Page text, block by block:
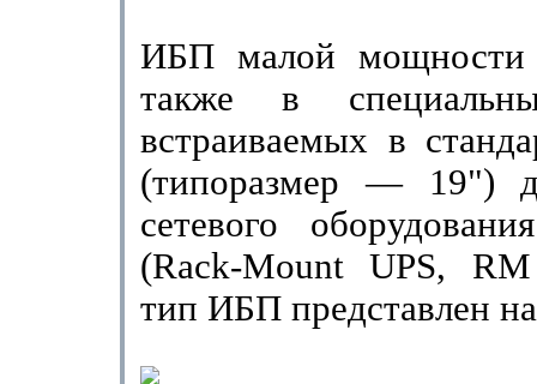
ИБП малой мощности
также в
встраивае­мых в
(типоразмер — 19")
сетевого
(Rack-Mount UPS, RM
тип ИБП представлен